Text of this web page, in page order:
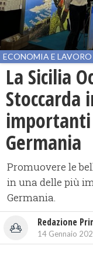
ECONOMIA E LAVORO
​La Sicilia
Stoccarda
Germania
Promuovere le
in una delle più
Germania.
Redazione
14 Gennaio